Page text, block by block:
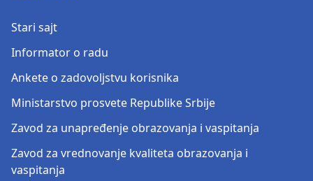
Stari sajt
Informator o radu
Ankete o zadovoljstvu korisnika
Ministarstvo prosvete Republike Srbije
Zavod za unapređenje obrazovanja i vaspitanja
Zavod za vrednovanje kvaliteta obrazovanja i
vaspitanja